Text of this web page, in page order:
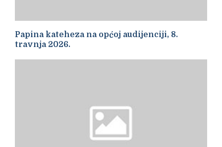
Papina kateheza na općoj audijenciji, 8.
travnja 2026.